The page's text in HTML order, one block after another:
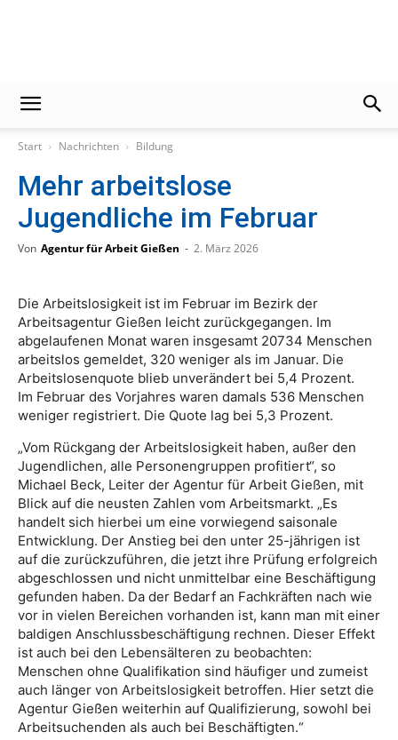
Start Nachrichten Bildung
Mehr arbeitslose
Jugendliche im Februar
Von Agentur für Arbeit Gießen - 2. März 2026
Die Arbeitslosigkeit ist im Februar im Bezirk der
Arbeitsagentur Gießen leicht zurückgegangen. Im
abgelaufenen Monat waren insgesamt 20734 Menschen
arbeitslos gemeldet, 320 weniger als im Januar. Die
Arbeitslosenquote blieb unverändert bei 5,4 Prozent.
Im Februar des Vorjahres waren damals 536 Menschen
weniger registriert. Die Quote lag bei 5,3 Prozent.
„Vom Rückgang der Arbeitslosigkeit haben, außer den
Jugendlichen, alle Personengruppen profitiert“, so
Michael Beck, Leiter der Agentur für Arbeit Gießen, mit
Blick auf die neusten Zahlen vom Arbeitsmarkt. „Es
handelt sich hierbei um eine vorwiegend saisonale
Entwicklung. Der Anstieg bei den unter 25-jährigen ist
auf die zurückzuführen, die jetzt ihre Prüfung erfolgreich
abgeschlossen und nicht unmittelbar eine Beschäftigung
gefunden haben. Da der Bedarf an Fachkräften nach wie
vor in vielen Bereichen vorhanden ist, kann man mit einer
baldigen Anschlussbeschäftigung rechnen. Dieser Effekt
ist auch bei den Lebensälteren zu beobachten:
Menschen ohne Qualifikation sind häufiger und zumeist
auch länger von Arbeitslosigkeit betroffen. Hier setzt die
Agentur Gießen weiterhin auf Qualifizierung, sowohl bei
Arbeitsuchenden als auch bei Beschäftigten.“